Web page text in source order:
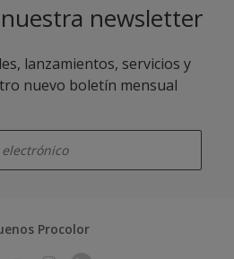
newsletter
lanzamientos, servicios y
nuevo boletín mensual
Procolor